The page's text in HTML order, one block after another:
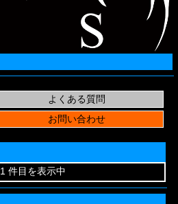
1 件目を表示中